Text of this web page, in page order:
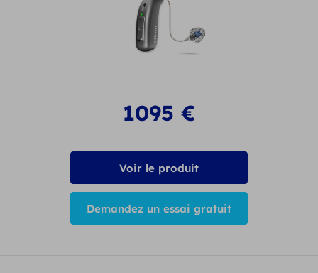
1095 €
Voir le produit
Demandez un essai gratuit